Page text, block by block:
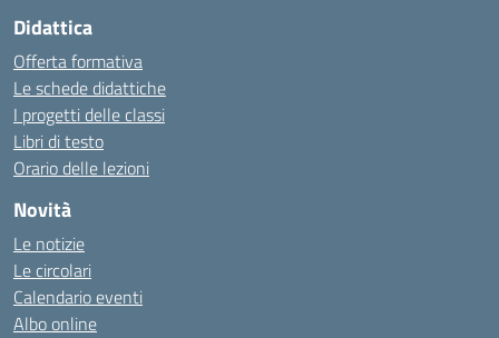
Didattica
Offerta formativa
Le schede didattiche
I progetti delle classi
Libri di testo
Orario delle lezioni
Novità
Le notizie
Le circolari
Calendario eventi
Albo online